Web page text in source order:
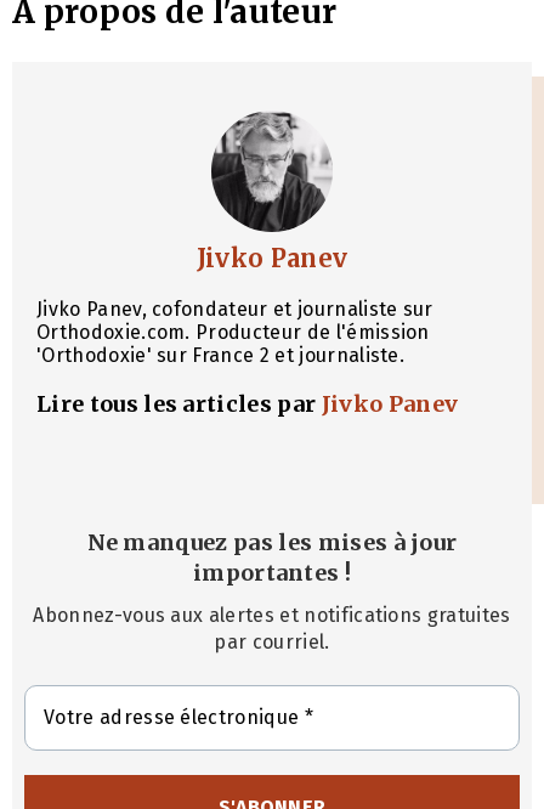
À propos de l'auteur
Jivko Panev
Jivko Panev, cofondateur et journaliste sur
Orthodoxie.com. Producteur de l'émission
'Orthodoxie' sur France 2 et journaliste.
Lire tous les articles par Jivko Panev
Ne manquez pas les mises à jour
importantes !
Abonnez-vous aux alertes et notifications gratuites
par courriel.